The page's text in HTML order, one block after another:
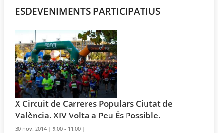
ESDEVENIMENTS PARTICIPATIUS
X Circuit de Carreres Populars Ciutat de
València. XIV Volta a Peu És Possible.
30 nov. 2014 |9:00 - 11:00 |